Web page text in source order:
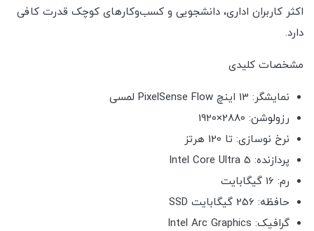
اکثر کاربران اداری، دانشجویی و کسب‌وکارهای کوچک قدرت کافی
دارد.
مشخصات کلیدی
نمایشگر: 13 اینچ PixelSense Flow لمسی
رزولوشن: 2880×1920
نرخ نوسازی: تا 120 هرتز
پردازنده: Intel Core Ultra 5
رم: 16 گیگابایت
حافظه: 256 گیگابایت SSD
گرافیک: Intel Arc Graphics